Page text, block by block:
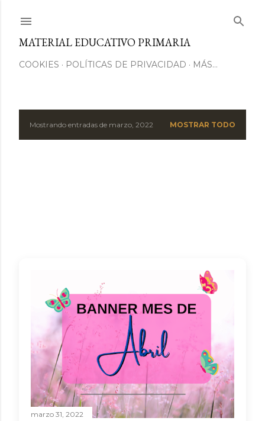
MATERIAL EDUCATIVO PRIMARIA
COOKIES POLÍTICAS DE PRIVACIDAD MÁS…
EMostrando entradas de marzo, 2022 MOSTRAR TODO
marzo 31, 2022